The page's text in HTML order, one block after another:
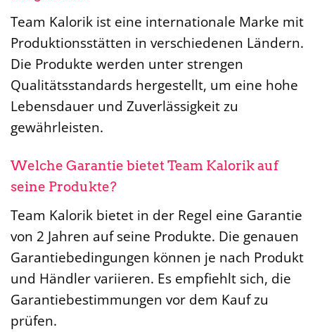
Team Kalorik ist eine internationale Marke mit
Produktionsstätten in verschiedenen Ländern.
Die Produkte werden unter strengen
Qualitätsstandards hergestellt, um eine hohe
Lebensdauer und Zuverlässigkeit zu
gewährleisten.
Welche Garantie bietet Team Kalorik auf
seine Produkte?
Team Kalorik bietet in der Regel eine Garantie
von 2 Jahren auf seine Produkte. Die genauen
Garantiebedingungen können je nach Produkt
und Händler variieren. Es empfiehlt sich, die
Garantiebestimmungen vor dem Kauf zu
prüfen.